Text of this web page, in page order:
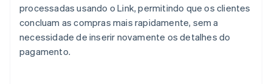
processadas usando o Link, permitindo que os clientes
concluam as compras mais rapidamente, sem a
necessidade de inserir novamente os detalhes do
pagamento.